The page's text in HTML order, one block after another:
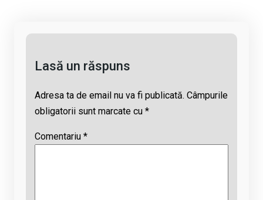
Lasă un răspuns
Adresa ta de email nu va fi publicată. Câmpurile
obligatorii sunt marcate cu *
Comentariu *